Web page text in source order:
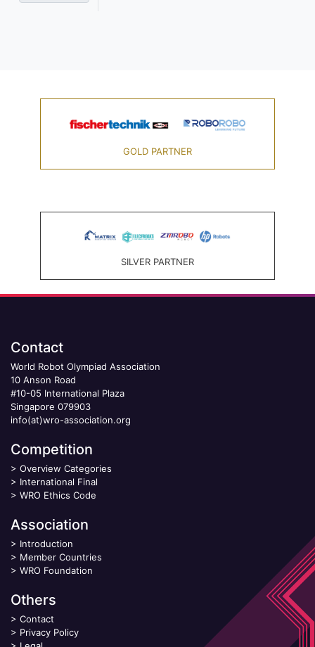
GOLD PARTNER
SILVER PARTNER
Contact
World Robot Olympiad Association
10 Anson Road
#10-05 International Plaza
Singapore 079903
info(at)wro-association.org
Competition
> Overview Categories
> International Final
> WRO Ethics Code
Association
> Introduction
> Member Countries
> WRO Foundation
Others
> Contact
> Privacy Policy